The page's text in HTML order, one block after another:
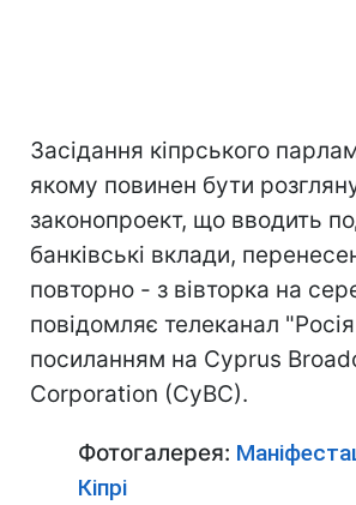
Засідання кіпрського
якому повинен бути
законопроект, що вводить
банківські вклади,
повторно - з вівторка на
повідомляє телеканал
посиланням на Cyprus
Corporation (CyBC).
Фотогалерея:
Кіпрі